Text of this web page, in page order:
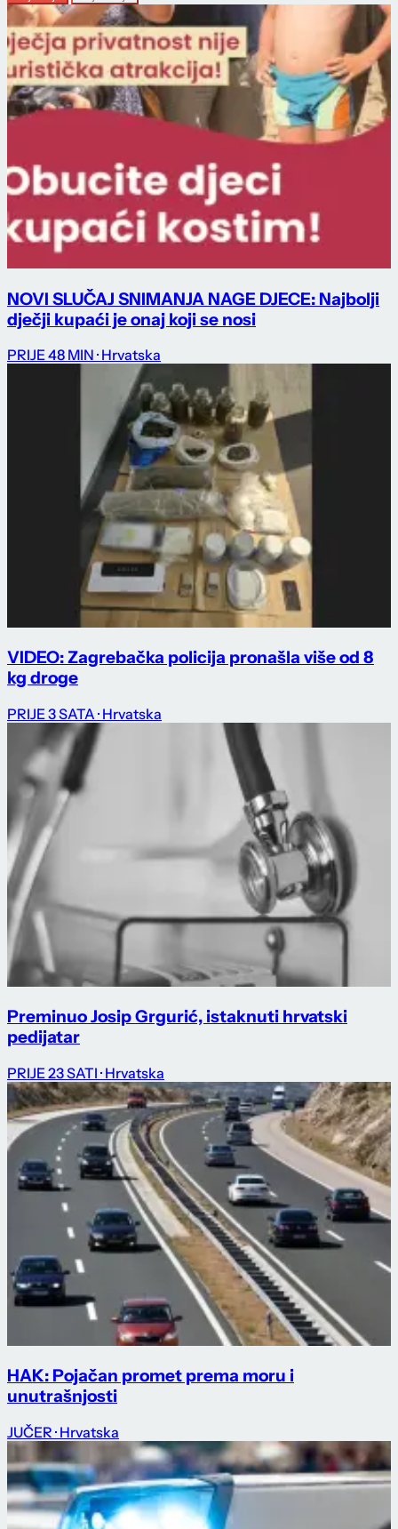
NOVI SLUČAJ SNIMANJA NAGE DJECE: Najbolji
dječji kupaći je onaj koji se nosi
PRIJE 48 MIN · Hrvatska
VIDEO: Zagrebačka policija pronašla više od 8
kg droge
PRIJE 3 SATA · Hrvatska
Preminuo Josip Grgurić, istaknuti hrvatski
pedijatar
PRIJE 23 SATI · Hrvatska
HAK: Pojačan promet prema moru i
unutrašnjosti
JUČER · Hrvatska